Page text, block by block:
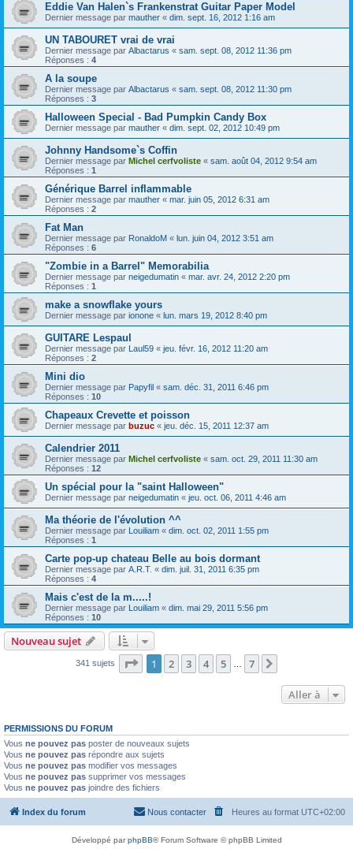
Eddie Van Halen`s Frankenstrat Guitar Paper Model
Dernier message par mauther « dim. sept. 16, 2012 1:16 am
UN TABOURET vrai de vrai
Dernier message par Albactarus « sam. sept. 08, 2012 11:36 pm
Réponses : 4
A la soupe
Dernier message par Albactarus « sam. sept. 08, 2012 11:30 pm
Réponses : 3
Halloween Special - Bad Pumpkin Candy Box
Dernier message par mauther « dim. sept. 02, 2012 10:49 pm
Johnny Handsome`s Coffin
Dernier message par Michel cerfvoliste « sam. août 04, 2012 9:54 am
Réponses : 1
Générique Barrel inflammable
Dernier message par mauther « mar. juin 05, 2012 6:31 am
Réponses : 2
Fat Man
Dernier message par RonaldoM « lun. juin 04, 2012 3:51 am
Réponses : 6
"Zombie in a Barrel" Memorabilia
Dernier message par neigedumatin « mar. avr. 24, 2012 2:20 pm
Réponses : 1
make a snowflake yours
Dernier message par ionone « lun. mars 19, 2012 8:40 pm
GUITARE Lespaul
Dernier message par Laul59 « jeu. févr. 16, 2012 11:20 am
Réponses : 2
Mini dio
Dernier message par Papyfil « sam. déc. 31, 2011 6:46 pm
Réponses : 10
Chapeaux Crevette et poisson
Dernier message par buzuc « jeu. déc. 15, 2011 12:37 am
Calendrier 2011
Dernier message par Michel cerfvoliste « sam. oct. 29, 2011 11:30 am
Réponses : 12
Un spécial pour la "saint Halloween"
Dernier message par neigedumatin « jeu. oct. 06, 2011 4:46 am
Ma théorie de l'évolution ^^
Dernier message par Louiliam « dim. oct. 02, 2011 1:55 pm
Réponses : 1
Carte pop-up chateau Belle au bois dormant
Dernier message par A.R.T. « dim. juil. 31, 2011 6:35 pm
Réponses : 4
Mais c'est de la m.....!
Dernier message par Louiliam « dim. mai 29, 2011 5:56 pm
Réponses : 10
Nouveau sujet
341 sujets Page 1sur7
1 2 3 4 5 7
Aller à
PERMISSIONS DU FORUM
Vous ne pouvez pas poster de nouveaux sujets
Vous ne pouvez pas répondre aux sujets
Vous ne pouvez pas modifier vos messages
Vous ne pouvez pas supprimer vos messages
Vous ne pouvez pas joindre des fichiers
Index du forum Heures au format UTC+02:00
Nous contacter
Développé parphpBB® Forum Software © phpBB Limited